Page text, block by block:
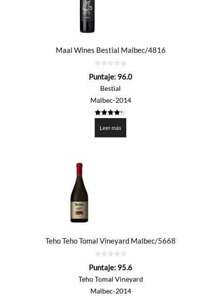
Maal Wines Bestial Malbec/4816
de
Puntaje: 96.0
Bestial
Malbec-2014
de 5
Leer más
Teho Teho Tomal Vineyard Malbec/5668
de
Puntaje: 95.6
Teho Tomal Vineyard
Malbec-2014